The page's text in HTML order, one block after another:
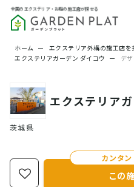
全国のエクステリア・お庭の施工店が探せる
ホーム ー エクステリア外構の施工店を
エクステリアガーデン ダイコウ ー デ
エクステリア
茨城県
カンタ
この